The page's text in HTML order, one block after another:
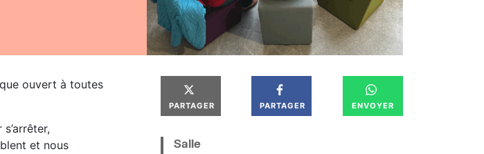
ouvert à toutes
et nous
PARTAGER PARTAGER ENVOYER
Salle